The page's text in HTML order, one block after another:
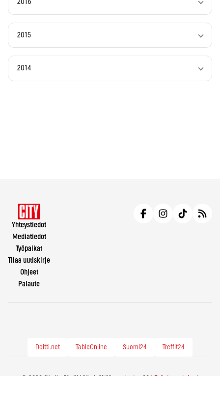
2016
2015
2014
Yhteystiedot
Mediatiedot
Työpaikat
Tilaa uutiskirje
Ohjeet
Palaute
Deitti.net TableOnline Suomi24 Treffit24